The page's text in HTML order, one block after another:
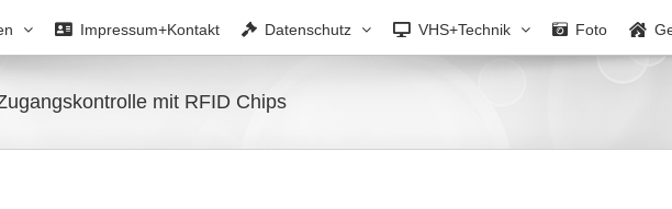
Impressum+Kontakt Datenschutz VHS+Technik Foto
mit RFID Chips